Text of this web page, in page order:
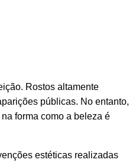
Rostos altamente
públicas. No entanto,
forma como a beleza é
estéticas realizadas